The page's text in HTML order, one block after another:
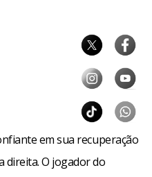
em sua recuperação
direita. O jogador do